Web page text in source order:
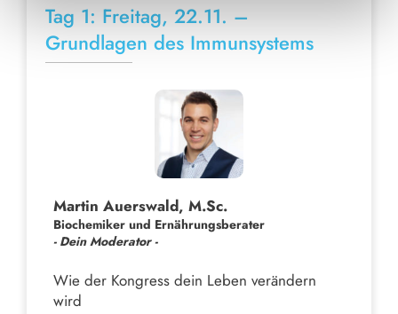
Tag 1: Freitag, 22.11. –
Grundlagen des Immunsystems
Martin Auerswald, M.Sc.
Biochemiker und Ernährungsberater
- Dein Moderator -
Wie der Kongress dein Leben verändern
wird